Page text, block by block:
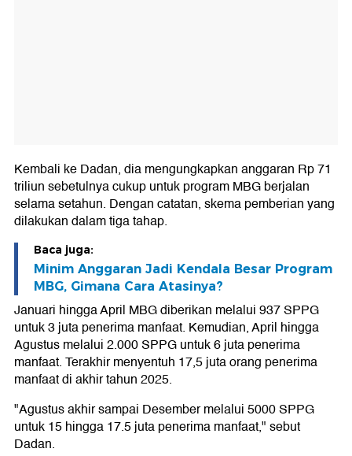
Kembali ke Dadan, dia mengungkapkan anggaran Rp 71
triliun sebetulnya cukup untuk program MBG berjalan
selama setahun. Dengan catatan, skema pemberian yang
dilakukan dalam tiga tahap.
Baca juga:
Minim Anggaran Jadi Kendala Besar Program
MBG, Gimana Cara Atasinya?
Januari hingga April MBG diberikan melalui 937 SPPG
untuk 3 juta penerima manfaat. Kemudian, April hingga
Agustus melalui 2.000 SPPG untuk 6 juta penerima
manfaat. Terakhir menyentuh 17,5 juta orang penerima
manfaat di akhir tahun 2025.
"Agustus akhir sampai Desember melalui 5000 SPPG
untuk 15 hingga 17.5 juta penerima manfaat," sebut
Dadan.